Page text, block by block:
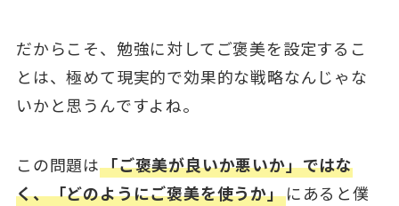
だからこそ、勉強に対してご褒美を設定するこ
とは、極めて現実的で効果的な戦略なんじゃな
いかと思うんですよね。
この問題は「ご褒美が良いか悪いか」ではな
く、「どのようにご褒美を使うか」にあると僕